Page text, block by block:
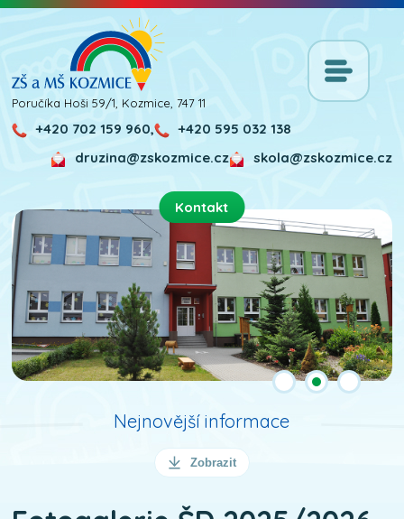
Poručíka Hoši 59/1, Kozmice, 747 11
+420 702 159 960,
+420 595 032 138
skola@zskozmice.cz
druzina@zskozmice.cz
Nejnovější informace
Zobrazit